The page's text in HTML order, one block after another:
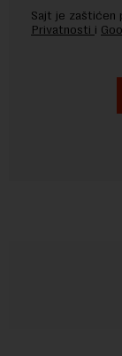
Sajt je zaštićen
Privatnosti i